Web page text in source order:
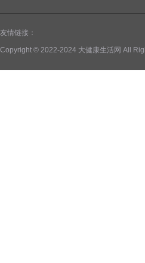
友情链接：
Copyright © 2022-2024 大健康生活网 All